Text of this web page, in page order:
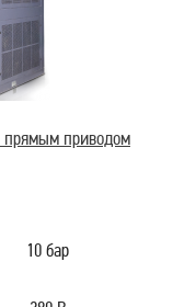
прямым приводом
10 бар